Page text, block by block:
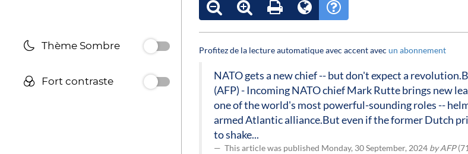
Thème Sombre
Fort contraste
Profitez de la lecture automatique avec accent avecun abonnement
NATO gets a new chief -- but don't expect a
(AFP) - Incoming NATO chief Mark Rutte brings new
one of the world's most powerful-sounding roles --
armed Atlantic alliance.But even if the former Dutch
to shake...
This article was published Monday, 30 September, 2024 by AFP